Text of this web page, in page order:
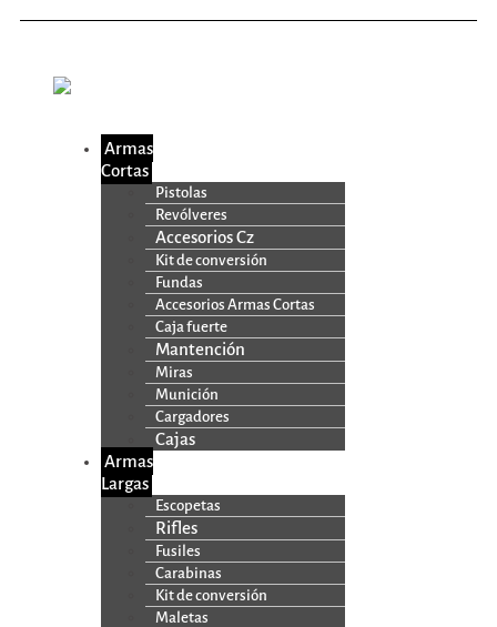
Armas
Cortas
Pistolas
Revólveres
Accesorios Cz
Kit de conversión
Fundas
Accesorios Armas Cortas
Caja fuerte
Mantención
Miras
Munición
Cargadores
Cajas
Armas
Largas
Escopetas
Rifles
Fusiles
Carabinas
Kit de conversión
Maletas